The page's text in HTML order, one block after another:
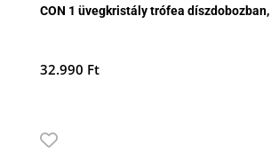
CON 1 üvegkristály trófea díszdobozban,
32.990 Ft